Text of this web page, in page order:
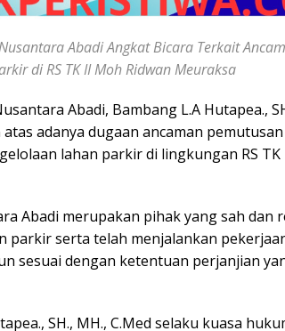
Abadi Angkat Bicara Terkait
di RS TK II Moh Ridwan Meuraksa
Abadi, Bambang L.A Hutapea.,
adanya dugaan ancaman
lahan parkir di lingkungan RS TK
Abadi merupakan pihak yang sah dan
parkir serta telah menjalankan
sesuai dengan ketentuan perjanjian
SH., MH., C.Med selaku kuasa